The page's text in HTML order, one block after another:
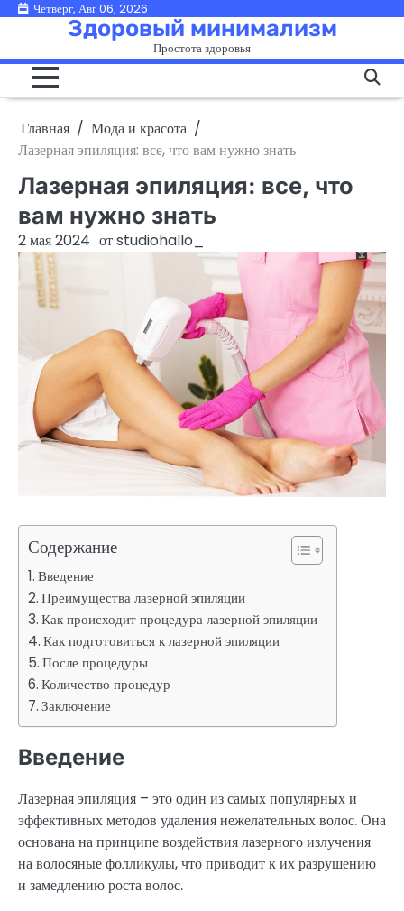
ПерейтиЧетверг, Авг 06, 2026
Здоровый минимализм
Простота здоровья
Главная
Мода и красота
Лазерная эпиляция: все, что вам нужно знать
Лазерная эпиляция: все, что
вам нужно знать
2 мая 2024 отstudiohallo_
Содержание
Введение
Преимущества лазерной эпиляции
Как происходит процедура лазерной эпиляции
Как подготовиться к лазерной эпиляции
После процедуры
Количество процедур
Заключение
Введение
Лазерная эпиляция – это один из самых популярных и
эффективных методов удаления нежелательных волос. Она
основана на принципе воздействия лазерного излучения
на волосяные фолликулы, что приводит к их разрушению
и замедлению роста волос.